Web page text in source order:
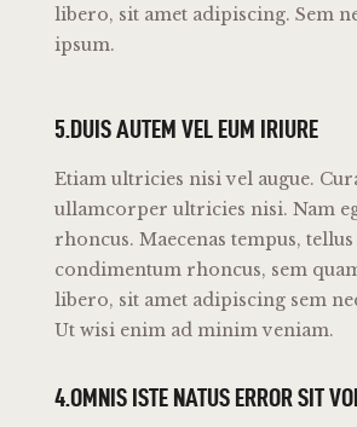
libero, sit amet adipiscing. Sem
ipsum.
5.DUIS AUTEM VEL EUM IRIURE
Etiam ultricies nisi vel augue.
ullamcorper ultricies nisi. Nam
rhoncus. Maecenas tempus, tellus
condimentum rhoncus, sem
libero, sit amet adipiscing sem
Ut wisi enim ad minim veniam.
4.OMNIS ISTE NATUS ERROR SIT